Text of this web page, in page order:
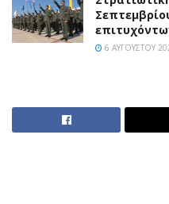
6 ΑΥΓΟΎΣΤΟΥ